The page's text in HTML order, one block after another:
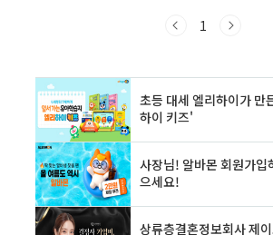
동행복권이라는 곳에서 판매하고 있습니다. 최근
또는 '동행복권'사이트에서 구매할 수 있습니다.
참고 글 ▶[동행복권]로또 당첨 번호 조회 & 온라
인 로또 구매하기 [동행복권]로또 당첨 번호 조회
& 온라인 로또 구매하기 밤새 좋은 꿈 꾸셨습니
까? 일주일 동안 설레는 마음으로 토요일 저녁을
기다리는 분들 많으십니다. 저도 마찬가지 입니
다...
1